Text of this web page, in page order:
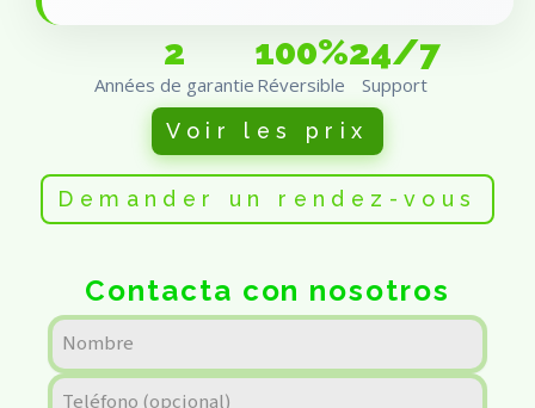
2
Années de garantie
100%
Réversible
24/7
Support
Voir les prix
Demander un rendez-vous
Contacta con nosotros